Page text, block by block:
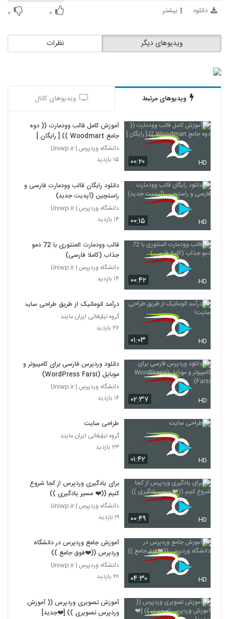
دانلود بیشتر ۰ ۰
نظرات ویدیوهای دیگر
ویدیوهای مرتبط ویدیوهای کانال
۰۰:۲۰ HD
آموزش کامل قالب وودمارت (( دوه
جامع Woodmart )) [ رایگان ]
دانشگاه وردپرس | Uniwp.ir
۱۵ بازدید
۰۰:۱۵ HD
دانلود رایگان قالب وودمارت فارسی و
راستچین (آپدیت جدید)
دانشگاه وردپرس | Uniwp.ir
۱۴ بازدید
۰۰:۴۲ HD
قالب وودمارت المنتوری با 72 دمو
جذاب (کاملا فارسی)
دانشگاه وردپرس | Uniwp.ir
۱۴ بازدید
۰۱:۰۳ HD
درآمد اتوماتیک از طریق طراحی سایت!
گروه تبلیغاتی ایران مایند
۲۷ بازدید
۰۲:۳۷ HD
دانلود وردپرس فارسی برای کامپیوتر و
موبایل (WordPress Farsi)
دانشگاه وردپرس | Uniwp.ir
۱۶ بازدید
۰۱:۴۲ HD
طراحی سایت
گروه تبلیغاتی ایران مایند
۲۳ بازدید
۰۰:۴۹ HD
برای یادگیری وردپرس از کجا شروع
کنیم ((❤️ مسیر یادگیری ))
دانشگاه وردپرس | Uniwp.ir
۱۹ بازدید
۰۴:۳۰ HD
آموزش جامع وردپرس در دانشگاه
وردپرس ((❤️فوق جامع ))
دانشگاه وردپرس | Uniwp.ir
۲۸ بازدید
آموزش تصویری وردپرس (( آموزش
وردپرس تصویری )) [❤️جدید]